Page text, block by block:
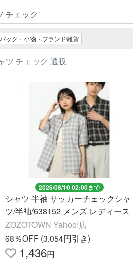
バッグ・小物・ブランド雑貨
ツ チェック 通販
2026/08/10 02:00まで
シャツ 半袖 サッカーチェックシャ
ツ/半袖/638152 メンズ レディース
ZOZOTOWN Yahoo!店
68％OFF (3,054円引き)
1,436円